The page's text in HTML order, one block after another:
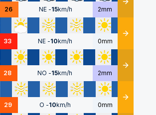
26 NE -15km/h 2mm Détails
33 NE -10km/h 0mm Détails
28 NO -15km/h 2mm Détails
29 O -10km/h 0mm Détails